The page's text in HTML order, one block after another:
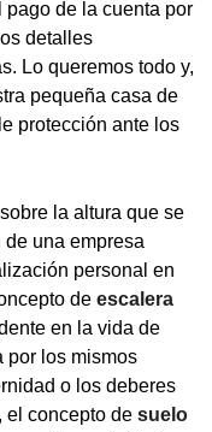
pago de la cuenta por
detalles
Lo queremos todo y,
pequeña casa de
protección ante los
la altura que se
una empresa
personal en
de escalera
en la vida de
por los mismos
o los deberes
el concepto de suelo